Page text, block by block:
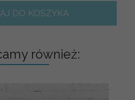
DO KOSZYKA
również: